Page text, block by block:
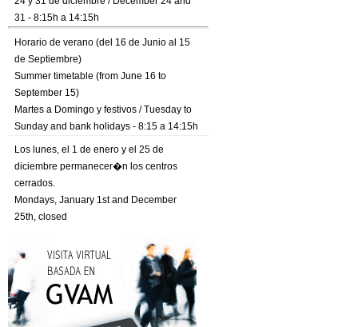
31 - 8:15h a 14:15h
Horario de verano (del 16 de Junio al 15
de Septiembre)
Summer timetable (from June 16 to
September 15)
Martes a Domingo y festivos / Tuesday to
Sunday and bank holidays - 8:15 a 14:15h
Los lunes, el 1 de enero y el 25 de
diciembre permanecer�n los centros
cerrados.
Mondays, January 1st and December
25th, closed